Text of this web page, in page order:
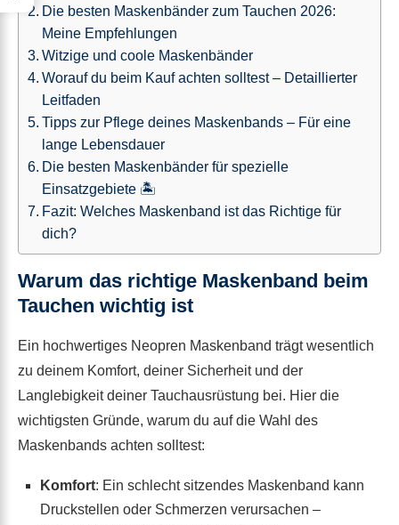
Die besten Maskenbänder zum Tauchen 2026:
Meine Empfehlungen
Witzige und coole Maskenbänder
Worauf du beim Kauf achten solltest – Detaillierter
Leitfaden
Tipps zur Pflege deines Maskenbands – Für eine
lange Lebensdauer
Die besten Maskenbänder für spezielle
Einsatzgebiete 🏝️
Fazit: Welches Maskenband ist das Richtige für
dich?
Warum das richtige Maskenband beim
Tauchen wichtig ist
Ein hochwertiges Neopren Maskenband trägt wesentlich
zu deinem Komfort, deiner Sicherheit und der
Langlebigkeit deiner Tauchausrüstung bei. Hier die
wichtigsten Gründe, warum du auf die Wahl des
Maskenbands achten solltest:
Komfort: Ein schlecht sitzendes Maskenband kann
Druckstellen oder Schmerzen verursachen –